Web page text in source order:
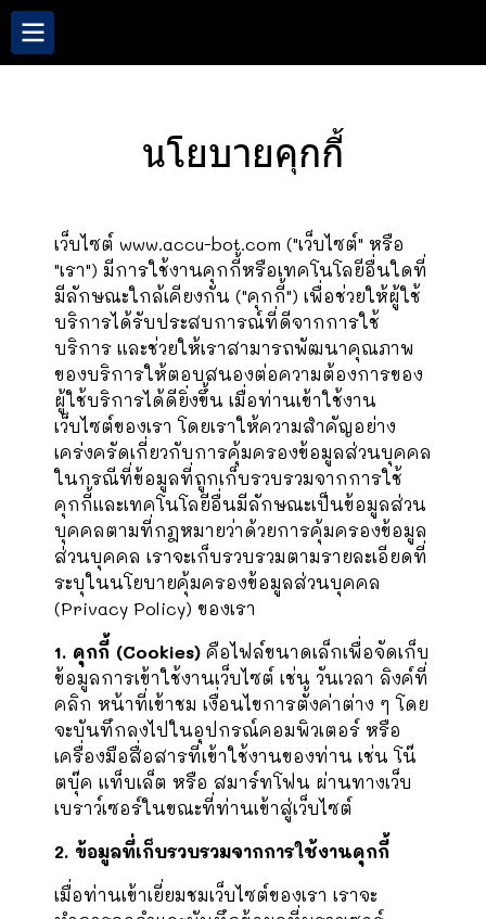
นโยบายคุกกี้
เว็บไซต์ www.accu-bot.com ("เว็บไซต์" หรือ
"เรา") มีการใช้งานคุกกี้หรือเทคโนโลยีอื่นใดที่
มีลักษณะใกล้เคียงกัน ("คุกกี้") เพื่อช่วยให้ผู้ใช้
บริการได้รับประสบการณ์ที่ดีจากการใช้
บริการ และช่วยให้เราสามารถพัฒนาคุณภาพ
ของบริการให้ตอบสนองต่อความต้องการของ
ผู้ใช้บริการได้ดียิ่งขึ้น เมื่อท่านเข้าใช้งาน
เว็บไซต์ของเรา โดยเราให้ความสำคัญอย่าง
เคร่งครัดเกี่ยวกับการคุ้มครองข้อมูลส่วนบุคคล
ในกรณีที่ข้อมูลที่ถูกเก็บรวบรวมจากการใช้
คุกกี้และเทคโนโลยีอื่นมีลักษณะเป็นข้อมูลส่วน
บุคคลตามที่กฎหมายว่าด้วยการคุ้มครองข้อมูล
ส่วนบุคคล เราจะเก็บรวบรวมตามรายละเอียดที่
ระบุในนโยบายคุ้มครองข้อมูลส่วนบุคคล
(Privacy Policy) ของเรา
1. คุกกี้ (Cookies) คือไฟล์ขนาดเล็กเพื่อจัดเก็บ
ข้อมูลการเข้าใช้งานเว็บไซต์ เช่น วันเวลา ลิงค์ที่
คลิก หน้าที่เข้าชม เงื่อนไขการตั้งค่าต่าง ๆ โดย
จะบันทึกลงไปในอุปกรณ์คอมพิวเตอร์ หรือ
เครื่องมือสื่อสารที่เข้าใช้งานของท่าน เช่น โน๊
ตบุ๊ค แท็บเล็ต หรือ สมาร์ทโฟน ผ่านทางเว็บ
เบราว์เซอร์ในขณะที่ท่านเข้าสู่เว็บไซต์
2. ข้อมูลที่เก็บรวบรวมจากการใช้งานคุกกี้
เมื่อท่านเข้าเยี่ยมชมเว็บไซต์ของเรา เราจะ